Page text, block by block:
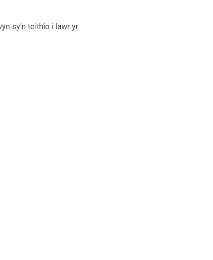
sy'n teithio i lawr yr